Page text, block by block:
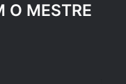
O MESTRE